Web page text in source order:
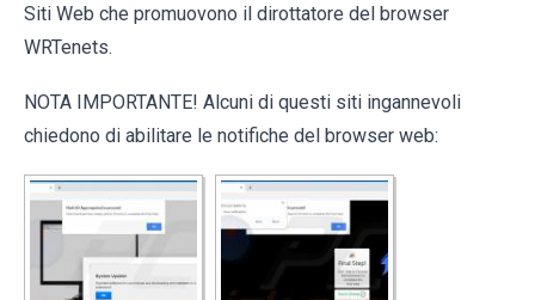
Siti Web che promuovono il dirottatore del browser
WRTenets.
NOTA IMPORTANTE! Alcuni di questi siti ingannevoli
chiedono di abilitare le notifiche del browser web: